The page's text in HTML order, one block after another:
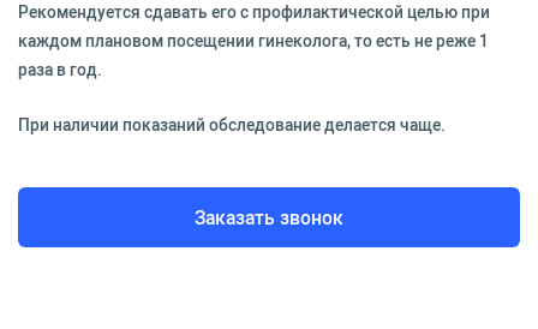
Рекомендуется сдавать его с профилактической целью при
каждом плановом посещении гинеколога, то есть не реже 1
раза в год.
При наличии показаний обследование делается чаще.
Заказать звонок